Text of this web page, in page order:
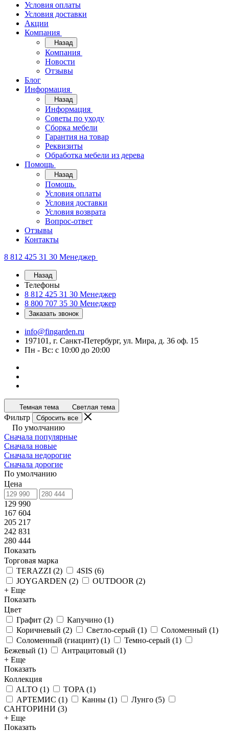
Условия оплаты
Условия доставки
Акции
Компания
Назад
Компания
Новости
Отзывы
Блог
Информация
Назад
Информация
Советы по уходу
Сборка мебели
Гарантия на товар
Реквизиты
Обработка мебели из дерева
Помощь
Назад
Помощь
Условия оплаты
Условия доставки
Условия возврата
Вопрос-ответ
Отзывы
Контакты
8 812 425 31 30 Менеджер
Назад
Телефоны
8 812 425 31 30 Менеджер
8 800 707 35 30 Менеджер
Заказать звонок
info@fingarden.ru
197101, г. Санкт-Петербург, ул. Мира, д. 36 оф. 15
Пн - Вс: с 10:00 до 20:00
Темная тема Светлая тема
Фильтр Сбросить все
По умолчанию
Сначала популярные
Сначала новые
Сначала недорогие
Сначала дорогие
По умолчанию
Цена
129 990
167 604
205 217
242 831
280 444
Показать
Торговая марка
TERAZZI (2) 4SIS (6)
JOYGARDEN (2) OUTDOOR (2)
+ Еще
Показать
Цвет
Графит (2) Капучино (1)
Коричневый (2) Светло-серый (1) Соломенный (1)
Соломенный (гиацинт) (1) Темно-серый (1)
Бежевый (1) Антрацитовый (1)
+ Еще
Показать
Коллекция
ALTO (1) TOPA (1)
АРТЕМИС (1) Канны (1) Лунго (5)
САНТОРИНИ (3)
+ Еще
Показать